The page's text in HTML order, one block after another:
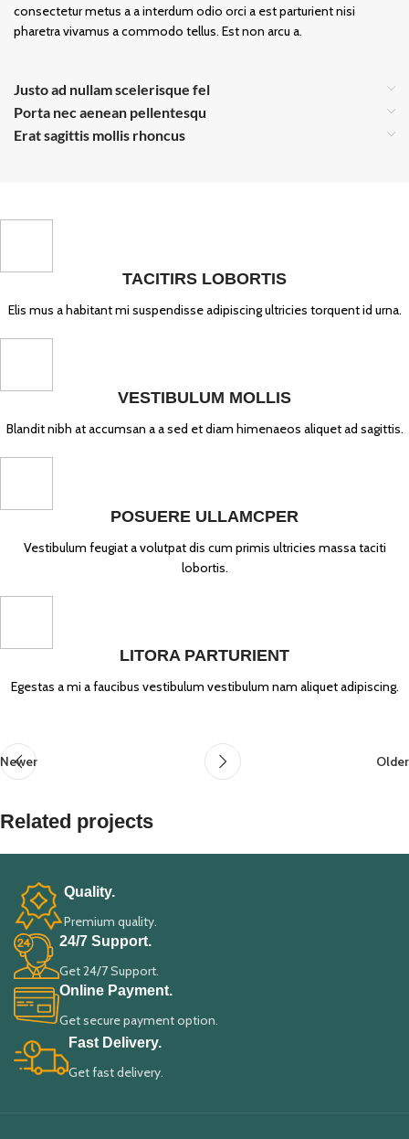
consectetur metus a a interdum odio orci a est parturient nisi
pharetra vivamus a commodo tellus. Est non arcu a.
Justo ad nullam scelerisque fel
Porta nec aenean pellentesqu
Erat sagittis mollis rhoncus
TACITIRS LOBORTIS
Elis mus a habitant mi suspendisse adipiscing ultricies torquent id urna.
VESTIBULUM MOLLIS
Blandit nibh at accumsan a a sed et diam himenaeos aliquet ad sagittis.
POSUERE ULLAMCPER
Vestibulum feugiat a volutpat dis cum primis ultricies massa taciti
lobortis.
LITORA PARTURIENT
Egestas a mi a faucibus vestibulum vestibulum nam aliquet adipiscing.
Newer Older
Related projects
Suspendisse quam at vestibulum
Quality.
Premium quality.
24/7 Support.
Get 24/7 Support.
Online Payment.
Get secure payment option.
Fast Delivery.
Get fast delivery.